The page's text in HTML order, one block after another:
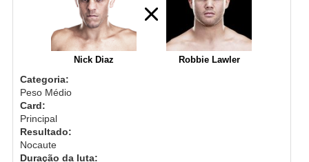
Nick Diaz Robbie Lawler
Categoria:
Peso Médio
Card:
Principal
Resultado:
Nocaute
Duração da luta: